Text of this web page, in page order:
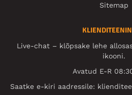
Sitemap
Live-chat – klõpsake lehe
ikooni.
Avatud E-R
Saatke e-kiri aadressile: